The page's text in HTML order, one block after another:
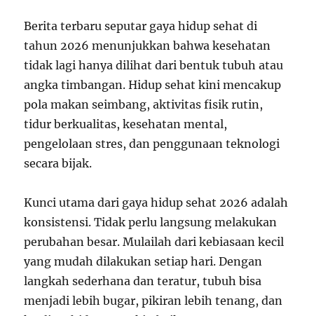
Berita terbaru seputar gaya hidup sehat di
tahun 2026 menunjukkan bahwa kesehatan
tidak lagi hanya dilihat dari bentuk tubuh atau
angka timbangan. Hidup sehat kini mencakup
pola makan seimbang, aktivitas fisik rutin,
tidur berkualitas, kesehatan mental,
pengelolaan stres, dan penggunaan teknologi
secara bijak.
Kunci utama dari gaya hidup sehat 2026 adalah
konsistensi. Tidak perlu langsung melakukan
perubahan besar. Mulailah dari kebiasaan kecil
yang mudah dilakukan setiap hari. Dengan
langkah sederhana dan teratur, tubuh bisa
menjadi lebih bugar, pikiran lebih tenang, dan